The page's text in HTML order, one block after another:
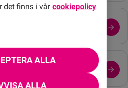
Comviq-appen.
det finns i vår cookiepolicy
ALLA
ALLA